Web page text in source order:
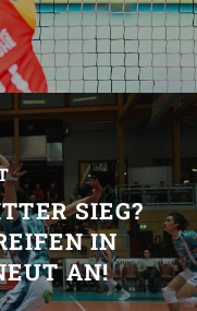
SIEG?
IN
AN!